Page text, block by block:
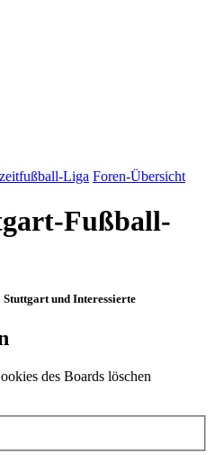
Liga Foren-Übersicht
Fußball-
und Interessierte
des Boards löschen